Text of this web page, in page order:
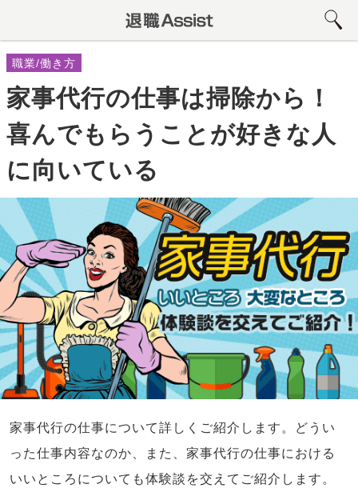
職業/働き方
家事代行の仕事は掃除から！
喜んでもらうことが好きな人
に向いている
家事代行の仕事について詳しくご紹介します。どうい
った仕事内容なのか、また、家事代行の仕事における
いいところについても体験談を交えてご紹介します。